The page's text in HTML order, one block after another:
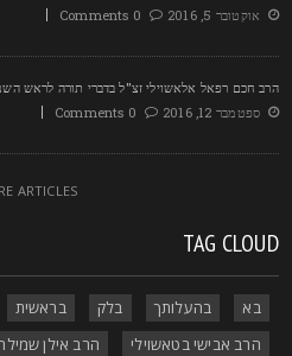
אוקטובר 5, 2016
0 Comments
חכם רפאל אלאשוילי זצ"ל בדברי תורה לראש השנה
ספטמבר 12, 2016
0 Comments
ARTICLES
TAG
בא בהעלותך בלק בראשית
הרב אבישי בטאשוילי
הרב אילן שמילה